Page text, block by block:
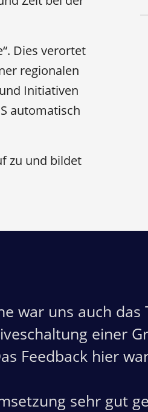
Dies verortet
regionalen
Initiativen
automatisch
zu und bildet
war uns auch
einer
Feedback hier
sehr gut